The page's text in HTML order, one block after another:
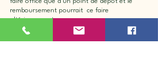
remboursement pourrait ce faire
ultérieurement.